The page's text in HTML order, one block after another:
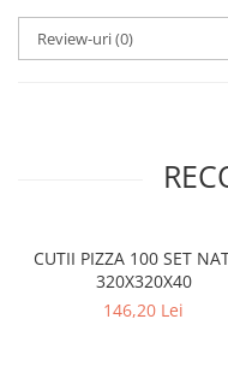
Review-uri(0)
CUTII PIZZA 100 SET
320X320X40
146,20 Lei